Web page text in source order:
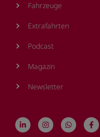
Fahrzeuge
Extrafahrten
Podcast
Magazin
Newsletter